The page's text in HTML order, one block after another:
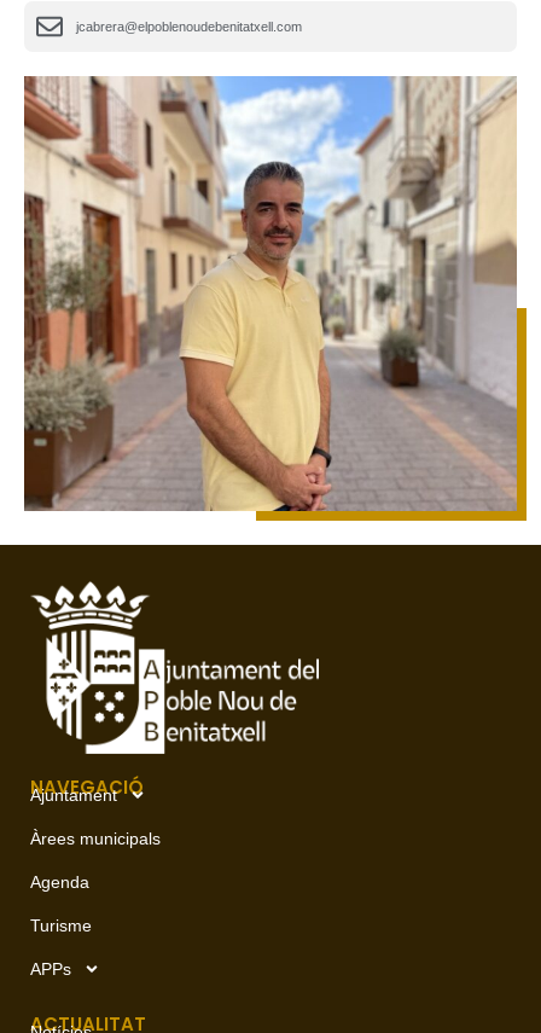
jcabrera@elpoblenoudebenitatxell.com
NAVEGACIÓ
Ajuntament
Àrees municipals
Agenda
Turisme
APPs
ACTUALITAT